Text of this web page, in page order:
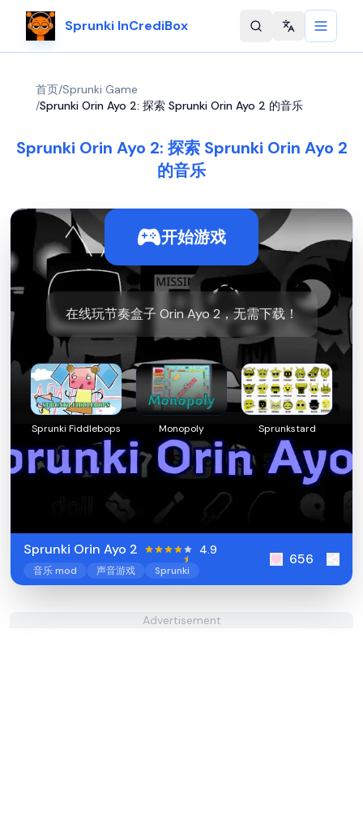
Sprunki InCrediBox Change
首页/Sprunki Game
/Sprunki Orin Ayo 2: 探索 Sprunki Orin Ayo 2 的音乐
Sprunki Orin Ayo 2: 探索 Sprunki Orin Ayo 2
的音乐
开始游戏
在线玩节奏盒子 Orin Ayo 2，无需下载！
Sprunki Fiddlebops Monopoly Sprunkstard
Sprunki Orin Ayo 2 4.9
音乐 mod 声音游戏 Sprunki
656
Advertisement